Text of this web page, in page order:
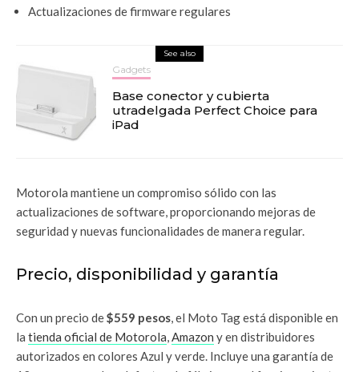
Actualizaciones de firmware regulares
See also
Gadgets
Base conector y cubierta
utradelgada Perfect Choice para
iPad
Motorola mantiene un compromiso sólido con las
actualizaciones de software, proporcionando mejoras de
seguridad y nuevas funcionalidades de manera regular.
Precio, disponibilidad y garantía
Con un precio de$559 pesos, el Moto Tag está disponible en
la tienda oficial de Motorola,Amazon y en distribuidores
autorizados en colores Azul y verde. Incluye una garantía de